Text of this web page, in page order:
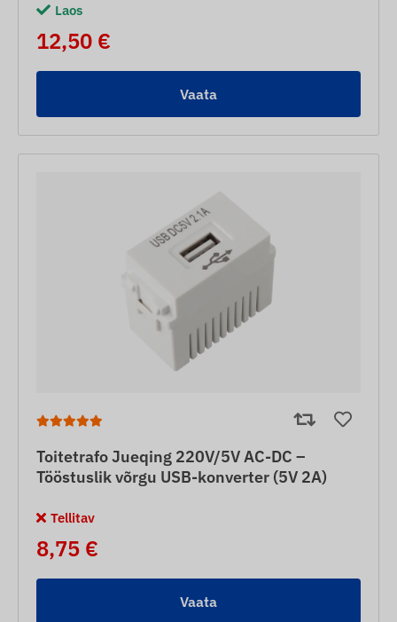
Laos
12,50 €
Vaata
Toitetrafo Jueqing 220V/5V AC-DC –
Tööstuslik võrgu USB-konverter (5V 2A)
Tellitav
8,75 €
Vaata